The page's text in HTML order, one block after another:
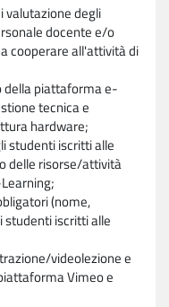
valutazione degli
docente e/o
cooperare all'attività di
della piattaforma e-
tecnica e
hardware;
studenti iscritti alle
delle risorse/attività
(nome,
studenti iscritti alle
videolezione e
Vimeo e